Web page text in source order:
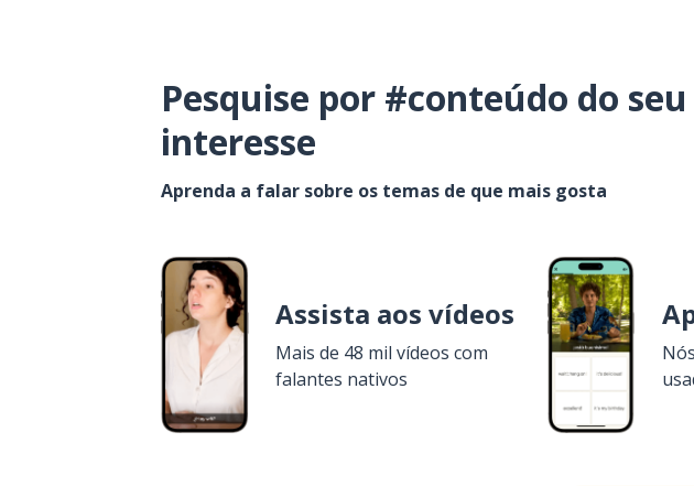
Pesquise por #conteúdo do seu
interesse
Aprenda a falar sobre os temas de que mais gosta
Assista aos vídeos
Mais de 48 mil vídeos com
falantes nativos